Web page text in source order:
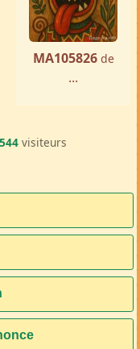
MA105826 de
...
544 visiteurs